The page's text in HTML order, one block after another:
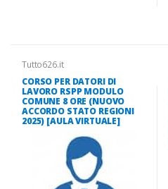
Tutto626.it
CORSO PER DATORI DI
LAVORO RSPP MODULO
COMUNE 8 ORE (NUOVO
ACCORDO STATO REGIONI
2025) [AULA VIRTUALE]